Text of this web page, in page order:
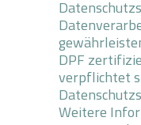
DPF
verpflichtet
Weitere